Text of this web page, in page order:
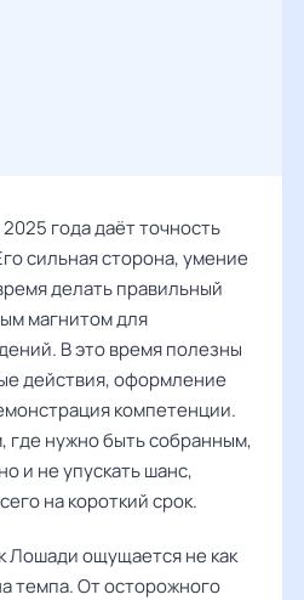
года даёт точность
сильная сторона, умение
делать правильный
магнитом для
В это время полезны
действия, оформление
компетенции.
где нужно быть собранным,
и не упускать шанс,
на короткий срок.
к Лошади ощущается не как
темпа. От осторожного